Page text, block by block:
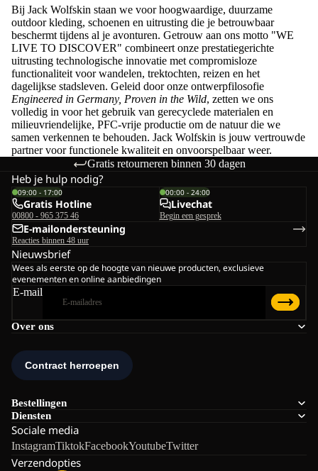
Bij Jack Wolfskin staan we voor hoogwaardige, duurzame
outdoor kleding, schoenen en uitrusting die je betrouwbaar
beschermt tijdens al je avonturen. Getrouw aan ons motto "WE
LIVE TO DISCOVER" combineert onze prestatiegerichte
uitrusting technologische innovatie met compromisloze
functionaliteit voor wandelen, trektochten, reizen en het
dagelijkse stadsleven. Geleid door onze ontwerpfilosofie
Engineered in Germany, Proven in the Wild, zetten we ons
volledig in voor het gebruik van gerecyclede materialen en
milieuvriendelijke, PFC-vrije productie om de natuur die we
samen verkennen te behouden. Jack Wolfskin is jouw vertrouwde
partner voor functionele kwaliteit en onvoorspelbaar weer.
Gratis retourneren binnen 30 dagen
Over ons
Bestellingen
Diensten
Sociale media
InstagramTiktokFacebookYoutubeTwitter
Verzendopties
Heb je hulp nodig?
09:00 - 17:00
Gratis Hotline
00800 - 965 375 46
00:00 - 24:00
Livechat
Begin een gesprek
E-mailondersteuning
Reacties binnen 48 uur
Nieuwsbrief
Wees als eerste op de hoogte van nieuwe producten, exclusieve
evenementen en online aanbiedingen
E-mail